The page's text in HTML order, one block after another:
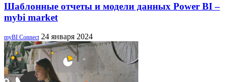
Шаблонные отчеты и модели данных Power BI –
mybi market
myBI Connect 24 января 2024